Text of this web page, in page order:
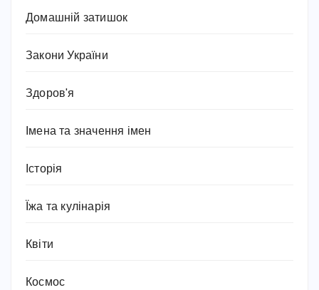
Домашній затишок
Закони України
Здоров'я
Імена та значення імен
Історія
Їжа та кулінарія
Квіти
Космос